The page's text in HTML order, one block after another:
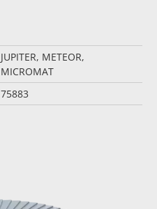
JUPITER, METEOR,
MICROMAT
75883